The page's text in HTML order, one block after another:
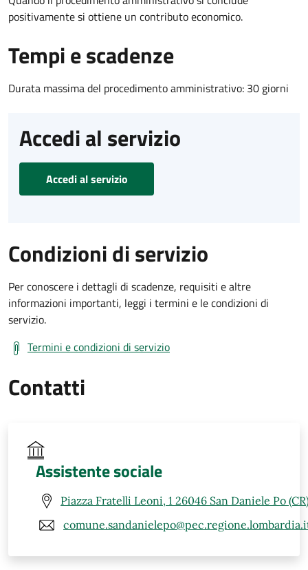
positivamente si ottiene un contributo economico.
Tempi e scadenze
Durata massima del procedimento amministrativo: 30 giorni
Accedi al servizio
Accedi al servizio
Condizioni di servizio
Per conoscere i dettagli di scadenze, requisiti e altre
informazioni importanti, leggi i termini e le condizioni di
servizio.
Termini e condizioni di servizio
Contatti
Assistente sociale
Piazza Fratelli Leoni, 1 26046 San Daniele Po